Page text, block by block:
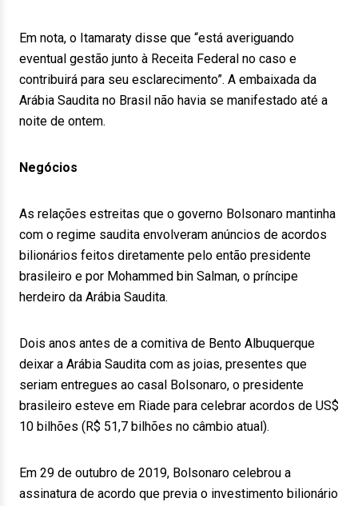
Em nota, o Itamaraty disse que “está averiguando
eventual gestão junto à Receita Federal no caso e
contribuirá para seu esclarecimento”. A embaixada da
Arábia Saudita no Brasil não havia se manifestado até a
noite de ontem.
Negócios
As relações estreitas que o governo Bolsonaro mantinha
com o regime saudita envolveram anúncios de acordos
bilionários feitos diretamente pelo então presidente
brasileiro e por Mohammed bin Salman, o príncipe
herdeiro da Arábia Saudita.
Dois anos antes de a comitiva de Bento Albuquerque
deixar a Arábia Saudita com as joias, presentes que
seriam entregues ao casal Bolsonaro, o presidente
brasileiro esteve em Riade para celebrar acordos de US$
10 bilhões (R$ 51,7 bilhões no câmbio atual).
Em 29 de outubro de 2019, Bolsonaro celebrou a
assinatura de acordo que previa o investimento bilionário